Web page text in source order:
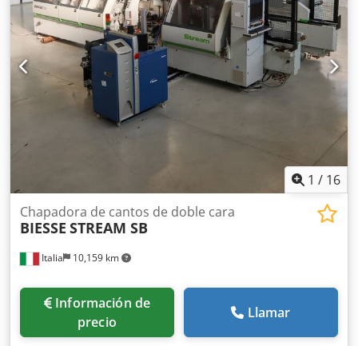
1 / 16
Italia 10,159 km
Chapadora de cantos de doble cara
BIESSE STREAM SB
Información de
precio
Llamar